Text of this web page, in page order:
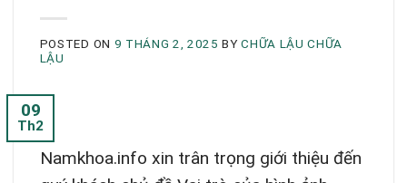
POSTED ON 9 THÁNG 2, 2025 BYCHỮA LẬU CHỮA
LẬU
09
Th2
Namkhoa.info xin trân trọng giới thiệu đến